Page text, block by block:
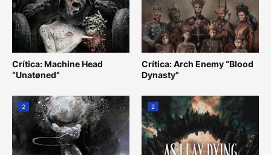
Crítica: Machine Head
“Unatøned”
Crítica: Arch Enemy “Blood
Dynasty”
2 2